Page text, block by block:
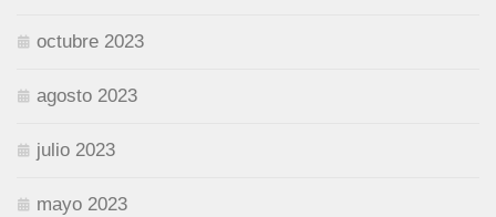
octubre 2023
agosto 2023
julio 2023
mayo 2023